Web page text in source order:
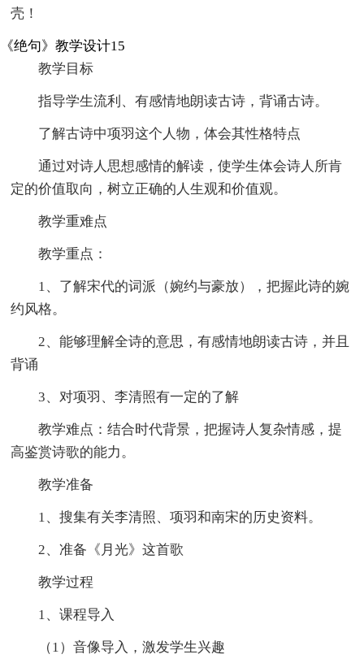
壳！
《绝句》教学设计15
教学目标
指导学生流利、有感情地朗读古诗，背诵古诗。
了解古诗中项羽这个人物，体会其性格特点
通过对诗人思想感情的解读，使学生体会诗人所肯
定的价值取向，树立正确的人生观和价值观。
教学重难点
教学重点：
1、了解宋代的词派（婉约与豪放），把握此诗的婉
约风格。
2、能够理解全诗的意思，有感情地朗读古诗，并且
背诵
3、对项羽、李清照有一定的了解
教学难点：结合时代背景，把握诗人复杂情感，提
高鉴赏诗歌的能力。
教学准备
1、搜集有关李清照、项羽和南宋的历史资料。
2、准备《月光》这首歌
教学过程
1、课程导入
（1）音像导入，激发学生兴趣